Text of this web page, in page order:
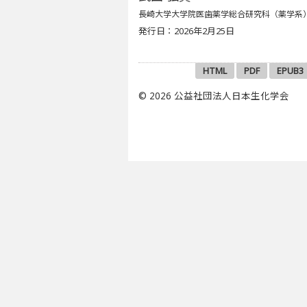
長崎大学大学院医歯薬学総合研究科（薬学系
発行日：2026年2月25日
HTML PDF EPUB3
© 2026 公益社団法人日本生化学会